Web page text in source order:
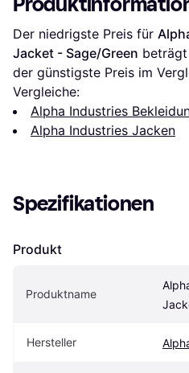
Der niedrigste Preis für
Jacket - Sage/Green
der günstigste Preis im
Vergleiche:
Alpha Industries
Alpha Industries Jacken
Spezifikationen
Produkt
Produktname
Hersteller